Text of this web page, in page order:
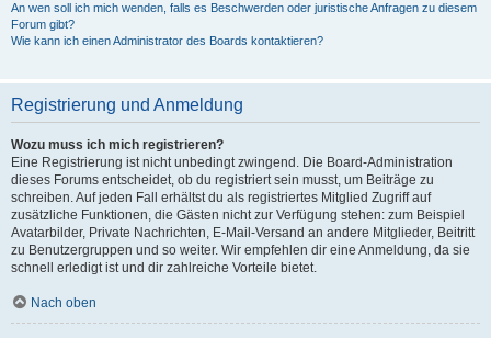
An wen soll ich mich wenden, falls es Beschwerden oder juristische Anfragen zu diesem
Forum gibt?
Wie kann ich einen Administrator des Boards kontaktieren?
Registrierung und Anmeldung
Wozu muss ich mich registrieren?
Eine Registrierung ist nicht unbedingt zwingend. Die Board-Administration
dieses Forums entscheidet, ob du registriert sein musst, um Beiträge zu
schreiben. Auf jeden Fall erhältst du als registriertes Mitglied Zugriff auf
zusätzliche Funktionen, die Gästen nicht zur Verfügung stehen: zum Beispiel
Avatarbilder, Private Nachrichten, E-Mail-Versand an andere Mitglieder, Beitritt
zu Benutzergruppen und so weiter. Wir empfehlen dir eine Anmeldung, da sie
schnell erledigt ist und dir zahlreiche Vorteile bietet.
Nach oben